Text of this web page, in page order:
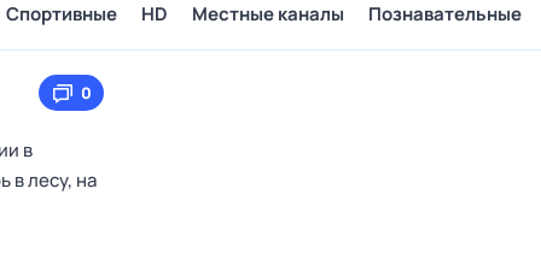
Спортивные HD Местные каналы Познавательные
0
в
в лесу, на